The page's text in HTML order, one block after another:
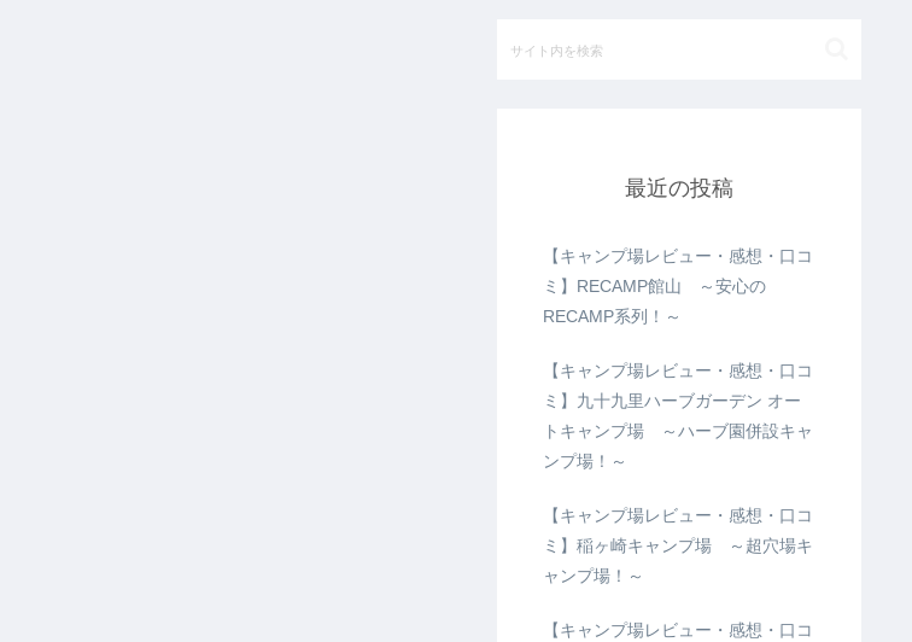
最近の投稿
【キャンプ場レビュー・感想・口コ
ミ】RECAMP館山 ～安心の
RECAMP系列！～
【キャンプ場レビュー・感想・口コ
ミ】九十九里ハーブガーデン オー
トキャンプ場 ～ハーブ園併設キャ
ンプ場！～
【キャンプ場レビュー・感想・口コ
ミ】稲ヶ崎キャンプ場 ～超穴場キ
ャンプ場！～
【キャンプ場レビュー・感想・口コ